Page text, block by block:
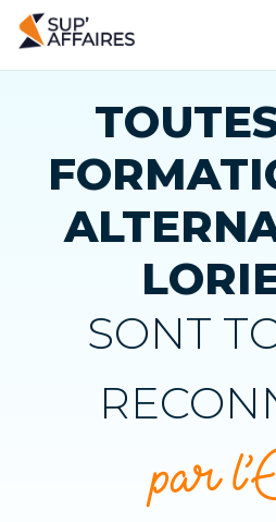
SONT
par